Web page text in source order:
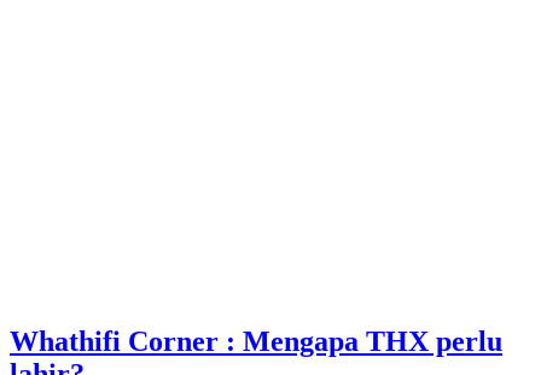
Whathifi Corner : Mengapa THX perlu